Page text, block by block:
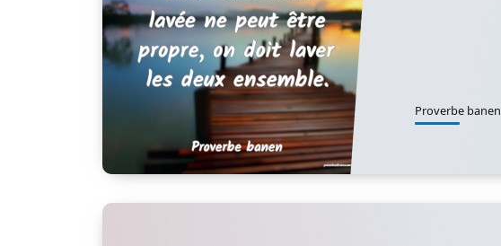
Proverbe banen